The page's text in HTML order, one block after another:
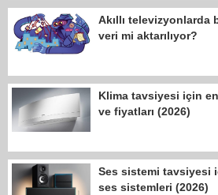
Akıllı televizyonlarda
veri mi aktarılıyor?
Klima tavsiyesi için
ve fiyatları (2026)
Ses sistemi tavsiyesi
ses sistemleri (2026)